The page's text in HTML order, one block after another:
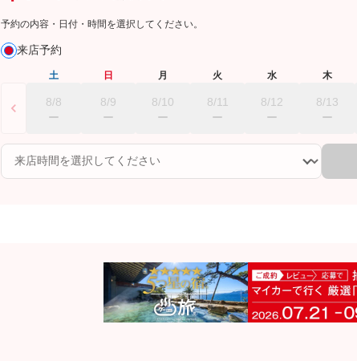
予約の内容・日付・時間を選択してください。
来店予約
土
8/8
日
8/9
月
8/10
火
8/11
水
8/12
木
8/13